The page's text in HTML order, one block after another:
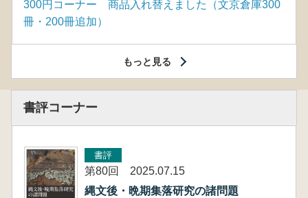
300円コーナー 商品入れ替えました（文京倉庫300
冊・200冊追加）
もっと見る
書評コーナー
書評
第80回 2025.07.15
縄文後・晩期集落研究の諸問題